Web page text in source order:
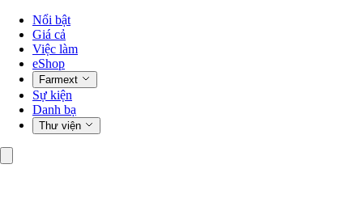
Nổi bật
Giá cả
Việc làm
eShop
Farmext
Sự kiện
Danh bạ
Thư viện